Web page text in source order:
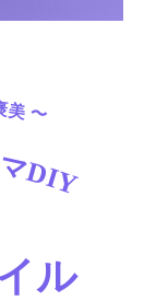
美 〜
DIY
ル